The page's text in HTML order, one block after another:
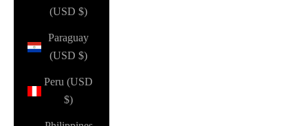
(USD $)
Paraguay
(USD $)
Peru (USD
$)